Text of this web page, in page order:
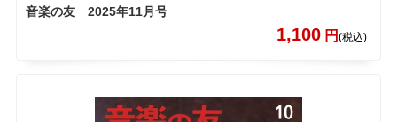
音楽の友 2025年11月号
1,100 円(税込)